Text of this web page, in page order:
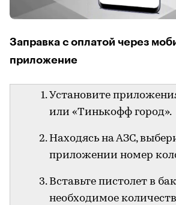
Заправка с оплатой через
приложение
Установите
или «Тинькофф город».
Находясь на АЗС,
приложении номер
Вставьте пистолет в
необходимое